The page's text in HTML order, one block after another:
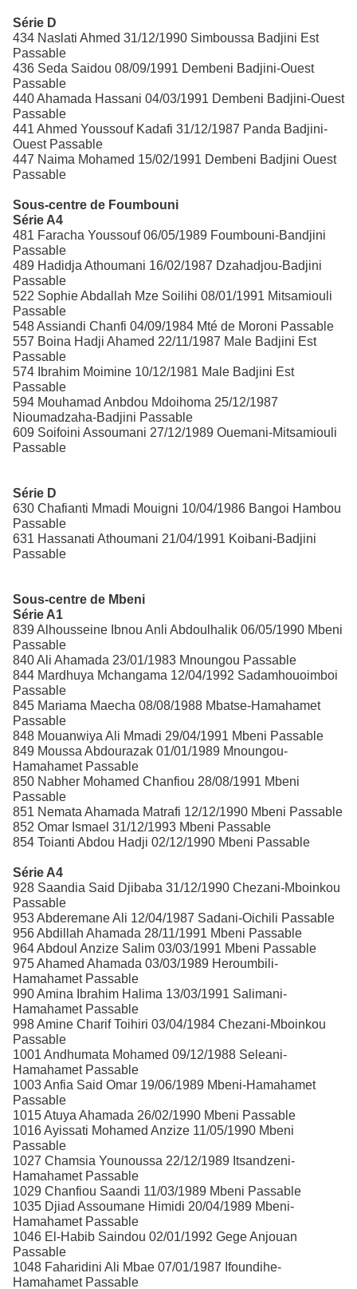
Série D
434 Naslati Ahmed 31/12/1990 Simboussa Badjini Est
Passable
436 Seda Saidou 08/09/1991 Dembeni Badjini-Ouest
Passable
440 Ahamada Hassani 04/03/1991 Dembeni Badjini-Ouest
Passable
441 Ahmed Youssouf Kadafi 31/12/1987 Panda Badjini-
Ouest Passable
447 Naima Mohamed 15/02/1991 Dembeni Badjini Ouest
Passable
Sous-centre de Foumbouni
Série A4
481 Faracha Youssouf 06/05/1989 Foumbouni-Bandjini
Passable
489 Hadidja Athoumani 16/02/1987 Dzahadjou-Badjini
Passable
522 Sophie Abdallah Mze Soilihi 08/01/1991 Mitsamiouli
Passable
548 Assiandi Chanfi 04/09/1984 Mté de Moroni Passable
557 Boina Hadji Ahamed 22/11/1987 Male Badjini Est
Passable
574 Ibrahim Moimine 10/12/1981 Male Badjini Est
Passable
594 Mouhamad Anbdou Mdoihoma 25/12/1987
Nioumadzaha-Badjini Passable
609 Soifoini Assoumani 27/12/1989 Ouemani-Mitsamiouli
Passable
Série D
630 Chafianti Mmadi Mouigni 10/04/1986 Bangoi Hambou
Passable
631 Hassanati Athoumani 21/04/1991 Koibani-Badjini
Passable
Sous-centre de Mbeni
Série A1
839 Alhousseine Ibnou Anli Abdoulhalik 06/05/1990 Mbeni
Passable
840 Ali Ahamada 23/01/1983 Mnoungou Passable
844 Mardhuya Mchangama 12/04/1992 Sadamhouoimboi
Passable
845 Mariama Maecha 08/08/1988 Mbatse-Hamahamet
Passable
848 Mouanwiya Ali Mmadi 29/04/1991 Mbeni Passable
849 Moussa Abdourazak 01/01/1989 Mnoungou-
Hamahamet Passable
850 Nabher Mohamed Chanfiou 28/08/1991 Mbeni
Passable
851 Nemata Ahamada Matrafi 12/12/1990 Mbeni Passable
852 Omar Ismael 31/12/1993 Mbeni Passable
854 Toianti Abdou Hadji 02/12/1990 Mbeni Passable
Série A4
928 Saandia Said Djibaba 31/12/1990 Chezani-Mboinkou
Passable
953 Abderemane Ali 12/04/1987 Sadani-Oichili Passable
956 Abdillah Ahamada 28/11/1991 Mbeni Passable
964 Abdoul Anzize Salim 03/03/1991 Mbeni Passable
975 Ahamed Ahamada 03/03/1989 Heroumbili-
Hamahamet Passable
990 Amina Ibrahim Halima 13/03/1991 Salimani-
Hamahamet Passable
998 Amine Charif Toihiri 03/04/1984 Chezani-Mboinkou
Passable
1001 Andhumata Mohamed 09/12/1988 Seleani-
Hamahamet Passable
1003 Anfia Said Omar 19/06/1989 Mbeni-Hamahamet
Passable
1015 Atuya Ahamada 26/02/1990 Mbeni Passable
1016 Ayissati Mohamed Anzize 11/05/1990 Mbeni
Passable
1027 Chamsia Younoussa 22/12/1989 Itsandzeni-
Hamahamet Passable
1029 Chanfiou Saandi 11/03/1989 Mbeni Passable
1035 Djiad Assoumane Himidi 20/04/1989 Mbeni-
Hamahamet Passable
1046 El-Habib Saindou 02/01/1992 Gege Anjouan
Passable
1048 Faharidini Ali Mbae 07/01/1987 Ifoundihe-
Hamahamet Passable